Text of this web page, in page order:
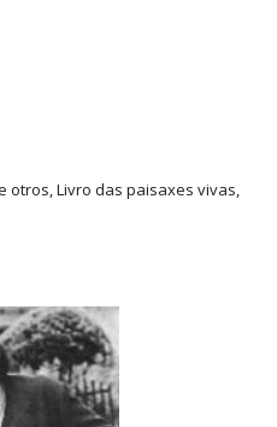
otros, Livro das paisaxes vivas,